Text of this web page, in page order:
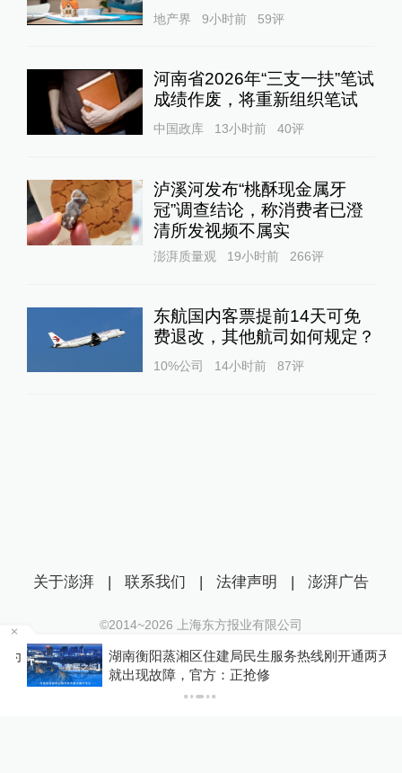
地产界 9小时前 59评
河南省2026年“三支一扶”笔试
成绩作废，将重新组织笔试
中国政库 13小时前 40评
泸溪河发布“桃酥现金属牙
冠”调查结论，称消费者已澄
清所发视频不属实
澎湃质量观 19小时前 266评
东航国内客票提前14天可免
费退改，其他航司如何规定？
10%公司 14小时前 87评
湖南衡阳蒸湘区住建局民生服务热线刚开通两天
就出现故障，官方：正抢修
关于澎湃 | 联系我们 | 法律声明 | 澎湃广告
©2014~2026 上海东方报业有限公司
沪ICP证：沪B2-20170116 | 沪ICP备14003370号
互联网新闻信息服务许可证：31120170006
沪公网安备 31010602000299号